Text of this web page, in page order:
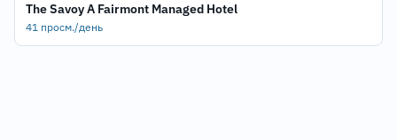
The Savoy A Fairmont Managed Hotel
41 просм./день